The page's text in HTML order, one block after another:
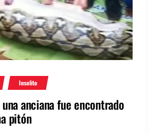
Insolito
anciana fue encontrado
pitón